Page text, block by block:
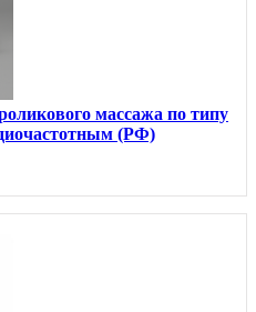
массажа по типу
(РФ)